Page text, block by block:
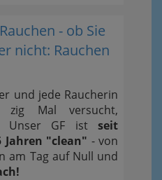
- ob Sie
nicht: Rauchen
und jede Raucherin
zig Mal versucht,
Unser GF ist seit
Jahren "clean" - von
am Tag auf Null und